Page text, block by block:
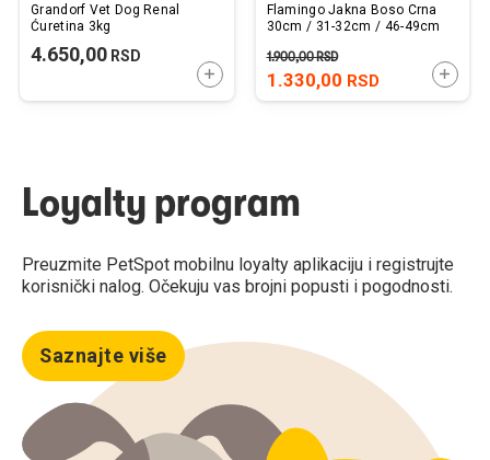
Grandorf Vet Dog Renal
Ćuretina 3kg
4.650,00 RSD
DODAJTE U KORPU
Flamingo Jakna Boso Crna
30cm / 31-32cm / 46-49cm
1.330,00 RSD
1.900,00RSD
Loyalty program
Preuzmite PetSpot mobilnu loyalty aplikaciju i registrujte
korisnički nalog. Očekuju vas brojni popusti i pogodnosti.
Saznajte više